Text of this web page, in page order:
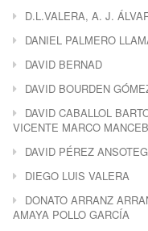
D.L.VALERA, A. J.
DANIEL PALMERO
DAVID BERNAD
DAVID BOURDEN
DAVID CABALLOL
VICENTE MARCO
DAVID PÉREZ
DIEGO LUIS VALERA
DONATO ARRANZ
AMAYA POLLO GARCÍA